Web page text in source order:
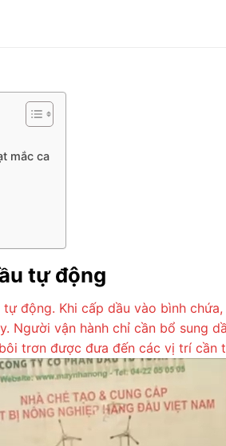
mắc ca
tự động
động. Khi cấp dầu vào bình
vận hành chỉ cần bổ sung
trơn được đưa đến các vị trí cần